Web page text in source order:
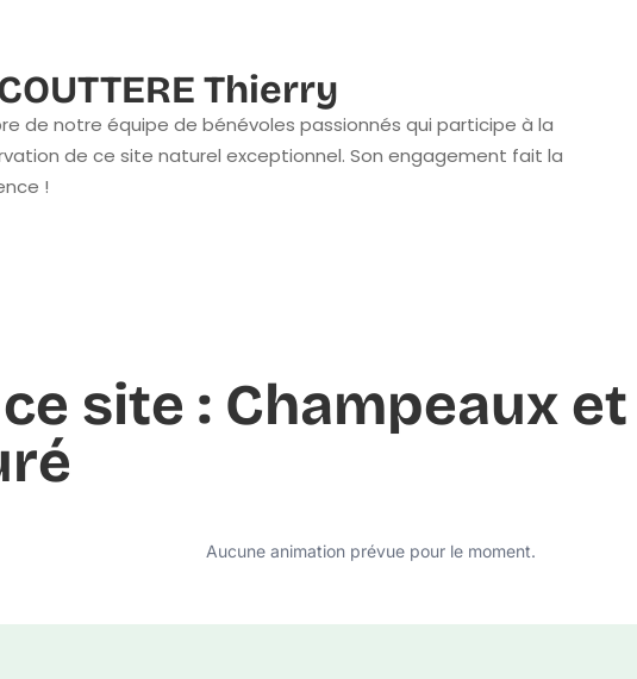
Thierry
de notre équipe de bénévoles passionnés qui participe à la
de ce site naturel exceptionnel. Son engagement fait la
!
site : Champeaux
Aucune animation prévue pour le moment.